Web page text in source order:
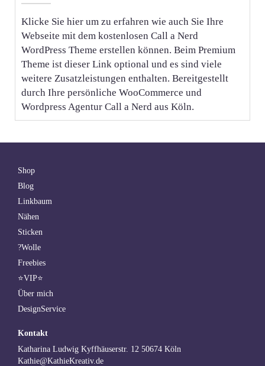
Klicke Sie hier um zu erfahren wie auch Sie Ihre
Webseite mit dem kostenlosen Call a Nerd
WordPress Theme erstellen können. Beim Premium
Theme ist dieser Link optional und es sind viele
weitere Zusatzleistungen enthalten. Bereitgestellt
durch Ihre persönliche WooCommerce und
Wordpress Agentur Call a Nerd aus Köln.
Shop
Blog
Linkbaum
Nähen
Sticken
?Wolle
Freebies
⭐VIP⭐
Über mich
DesignService
Kontakt
Katharina Ludwig Kyffhäuserstr. 12 50674 Köln
Kathie@KathieKreativ.de